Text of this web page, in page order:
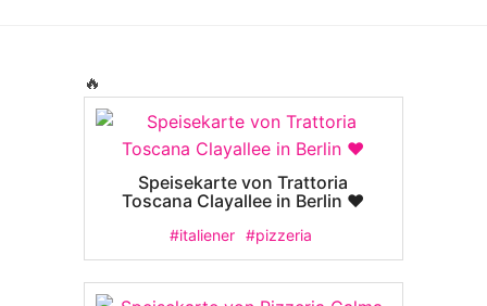
🔥
Speisekarte von Trattoria
Toscana Clayallee in Berlin ❤️
#italiener #pizzeria